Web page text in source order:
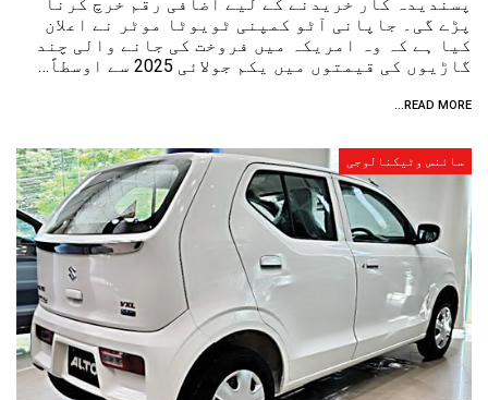
پسندیدہ کار خریدنے کے لیے اضافی رقم خرچ کرنا
پڑے گی۔ جاپانی آٹو کمپنی ٹویوٹا موٹر نے اعلان
کیا ہے کہ وہ امریکہ میں فروخت کی جانے والی چند
گاڑیوں کی قیمتوں میں یکم جولائی 2025 سے اوسطاً…
READ MORE...
سائنس وٹیکنالوجی